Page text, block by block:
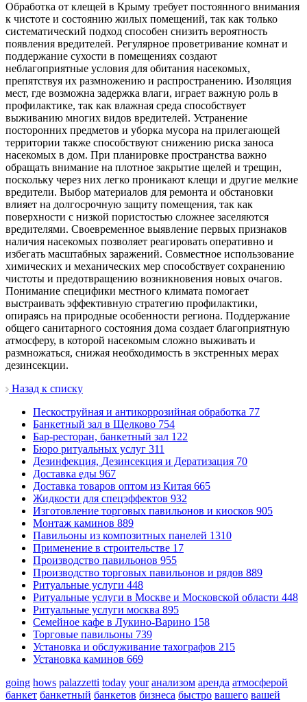
Обработка от клещей в Крыму требует постоянного внимания
к чистоте и состоянию жилых помещений, так как только
систематический подход способен снизить вероятность
появления вредителей. Регулярное проветривание комнат и
поддержание сухости в помещениях создают
неблагоприятные условия для обитания насекомых,
препятствуя их размножению и распространению. Изоляция
мест, где возможна задержка влаги, играет важную роль в
профилактике, так как влажная среда способствует
выживанию многих видов вредителей. Устранение
посторонних предметов и уборка мусора на прилегающей
территории также способствуют снижению риска заноса
насекомых в дом. При планировке пространства важно
обращать внимание на плотное закрытие щелей и трещин,
поскольку через них легко проникают клещи и другие мелкие
вредители. Выбор материалов для ремонта и обстановки
влияет на долгосрочную защиту помещения, так как
поверхности с низкой пористостью сложнее заселяются
вредителями. Своевременное выявление первых признаков
наличия насекомых позволяет реагировать оперативно и
избегать масштабных заражений. Совместное использование
химических и механических мер способствует сохранению
чистоты и предотвращению возникновения новых очагов.
Понимание специфики местного климата помогает
выстраивать эффективную стратегию профилактики,
опираясь на природные особенности региона. Поддержание
общего санитарного состояния дома создает благоприятную
атмосферу, в которой насекомым сложно выживать и
размножаться, снижая необходимость в экстренных мерах
дезинсекции.
Назад к списку
Пескоструйная и антикоррозийная обработка 77
Банкетный зал в Щелково 754
Бар-ресторан, банкетный зал 122
Бюро ритуальных услуг 311
Дезинфекция, Дезинсекция и Дератизация 70
Доставка еды 967
Доставка товаров оптом из Китая 665
Жидкости для спецэффектов 932
Изготовление торговых павильонов и киосков 905
Монтаж каминов 889
Павильоны из композитных панелей 1310
Применение в строительстве 17
Производство павильонов 955
Производство торговых павильонов и рядов 889
Ритуальные услуги 448
Ритуальные услуги в Москве и Московской области 448
Ритуальные услуги москва 895
Семейное кафе в Лукино-Варино 158
Торговые павильоны 739
Установка и обслуживание тахографов 215
Установка каминов 669
going hows palazzetti today your анализом аренда атмосферой
банкет банкетный банкетов бизнеса быстро вашего вашей